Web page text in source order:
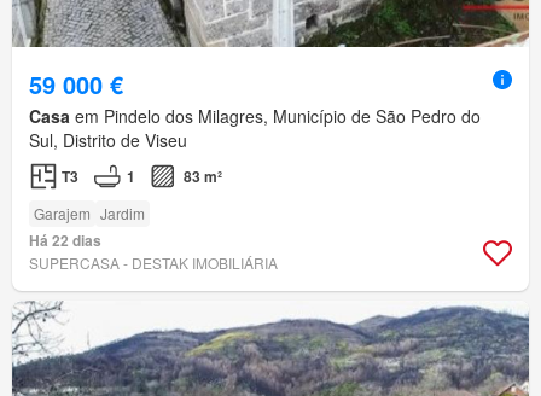
59 000 €
Casa em Pindelo dos Milagres, Município de São Pedro do
Sul, Distrito de Viseu
T3 1 83 m²
Garajem Jardim
Há 22 dias
SUPERCASA - DESTAK IMOBILIÁRIA